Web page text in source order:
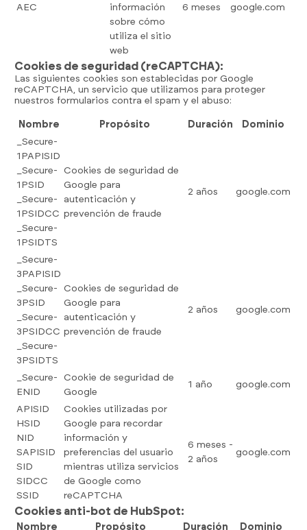
AEC
información
sobre cómo
utiliza el sitio
web
6 meses google.com
Cookies de seguridad (reCAPTCHA):
Las siguientes cookies son establecidas por Google
reCAPTCHA, un servicio que utilizamos para proteger
nuestros formularios contra el spam y el abuso:
Nombre Propósito Duración
Dominio
_Secure-
1PAPISID
_Secure-
1PSID
_Secure-
1PSIDCC
_Secure-
1PSIDTS
Cookies de seguridad de
Google para
autenticación y
prevención de fraude
2 años google.com
_Secure-
3PAPISID
_Secure-
3PSID
_Secure-
3PSIDCC
_Secure-
3PSIDTS
Cookies de seguridad de
Google para
autenticación y
prevención de fraude
2 años google.com
_Secure-
ENID
Cookie de seguridad de
Google
1 año google.com
APISID
HSID
NID
SAPISID
SID
SIDCC
SSID
Cookies utilizadas por
Google para recordar
información y
preferencias del usuario
mientras utiliza servicios
de Google como
reCAPTCHA
6 meses -
2 años
google.com
Cookies anti-bot de HubSpot:
Nombre Propósito Duración Dominio